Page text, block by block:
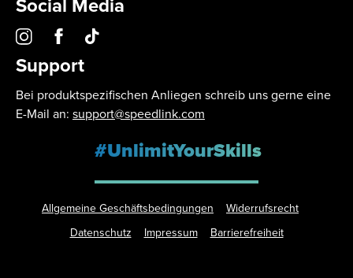
Support
Bei produktspezifischen Anliegen schreib uns gerne eine
E-Mail an: support@speedlink.com
#UnlimitYourSkills
Allgemeine Geschäftsbedingungen
Widerrufsrecht
Datenschutz
Impressum Barrierefreiheit